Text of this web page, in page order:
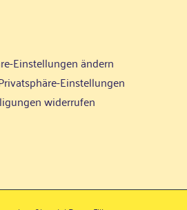
Einstellungen ändern
Einstellungen
widerrufen